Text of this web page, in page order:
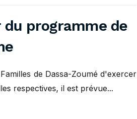
du programme de
de Dassa-Zoumé d'exercer
respectives, il est prévue...